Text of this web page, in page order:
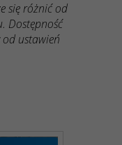
się różnić od
Dostępność
od ustawień